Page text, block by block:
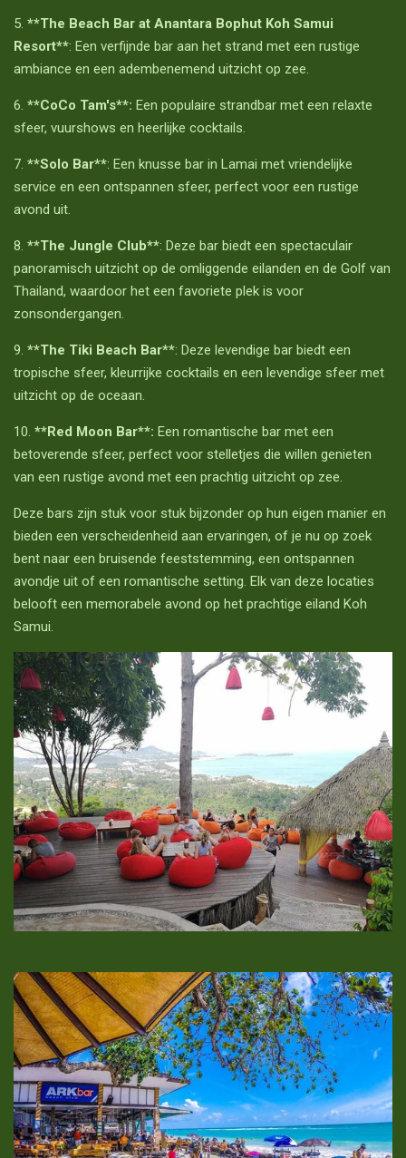
5. **The Beach Bar at Anantara Bophut Koh Samui
Resort**: Een verfijnde bar aan het strand met een rustige
ambiance en een adembenemend uitzicht op zee.
6. **CoCo Tam's**: Een populaire strandbar met een relaxte
sfeer, vuurshows en heerlijke cocktails.
7. **Solo Bar**: Een knusse bar in Lamai met vriendelijke
service en een ontspannen sfeer, perfect voor een rustige
avond uit.
8. **The Jungle Club**: Deze bar biedt een spectaculair
panoramisch uitzicht op de omliggende eilanden en de Golf van
Thailand, waardoor het een favoriete plek is voor
zonsondergangen.
9. **The Tiki Beach Bar**: Deze levendige bar biedt een
tropische sfeer, kleurrijke cocktails en een levendige sfeer met
uitzicht op de oceaan.
10. **Red Moon Bar**: Een romantische bar met een
betoverende sfeer, perfect voor stelletjes die willen genieten
van een rustige avond met een prachtig uitzicht op zee.
Deze bars zijn stuk voor stuk bijzonder op hun eigen manier en
bieden een verscheidenheid aan ervaringen, of je nu op zoek
bent naar een bruisende feeststemming, een ontspannen
avondje uit of een romantische setting. Elk van deze locaties
belooft een memorabele avond op het prachtige eiland Koh
Samui.